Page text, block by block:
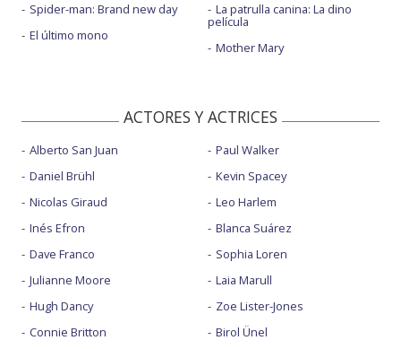
Spider-man: Brand new day
El último mono
La patrulla canina: La dino
película
Mother Mary
ACTORES Y ACTRICES
Alberto San Juan
Daniel Brühl
Nicolas Giraud
Inés Efron
Dave Franco
Julianne Moore
Hugh Dancy
Connie Britton
Paul Walker
Kevin Spacey
Leo Harlem
Blanca Suárez
Sophia Loren
Laia Marull
Zoe Lister-Jones
Birol Ünel